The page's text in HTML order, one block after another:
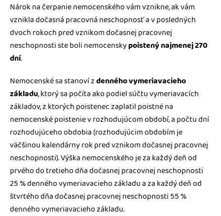
Nárok na čerpanie nemocenského vám vznikne, ak vám
vznikla dočasná pracovná neschopnosť a v posledných
dvoch rokoch pred vznikom dočasnej pracovnej
neschopnosti ste boli nemocenskypoistený najmenej 270
dní.
Nemocenské sa stanoví zdenného vymeriavacieho
základu, ktorý sa počíta ako podiel súčtu vymeriavacích
základov, z ktorých poistenec zaplatil poistné na
nemocenské poistenie v rozhodujúcom období, a počtu dní
rozhodujúceho obdobia (rozhodujúcim obdobím je
väčšinou kalendárny rok pred vznikom dočasnej pracovnej
neschopnosti). Výška nemocenského je za každý deň od
prvého do tretieho dňa dočasnej pracovnej neschopnosti
25 % denného vymeriavacieho základu a za každý deň od
štvrtého dňa dočasnej pracovnej neschopnosti 55 %
denného vymeriavacieho základu.